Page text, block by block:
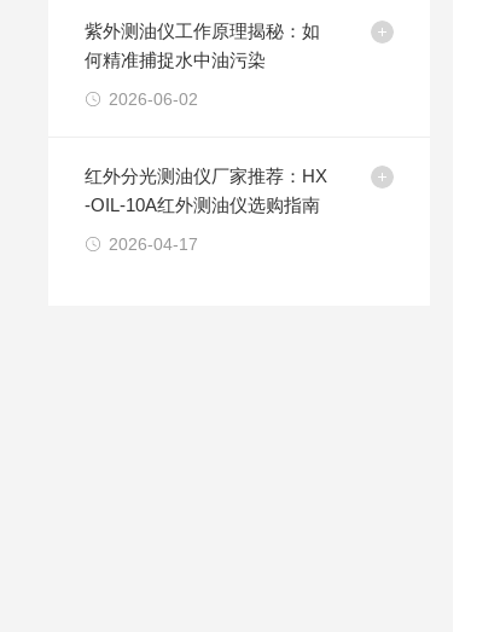
紫外测油仪工作原理揭秘：如
何精准捕捉水中油污染
2026-06-02
红外分光测油仪厂家推荐：HX
-OIL-10A红外测油仪选购指南
2026-04-17